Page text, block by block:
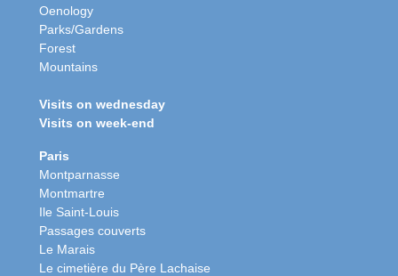
Oenology
Parks/Gardens
Forest
Mountains
Visits on wednesday
Visits on week-end
Paris
Montparnasse
Montmartre
Ile Saint-Louis
Passages couverts
Le Marais
Le cimetière du Père Lachaise